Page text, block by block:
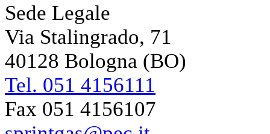
Sede Legale
Via Stalingrado, 71
40128 Bologna (BO)
Tel. 051 4156111
Fax 051 4156107